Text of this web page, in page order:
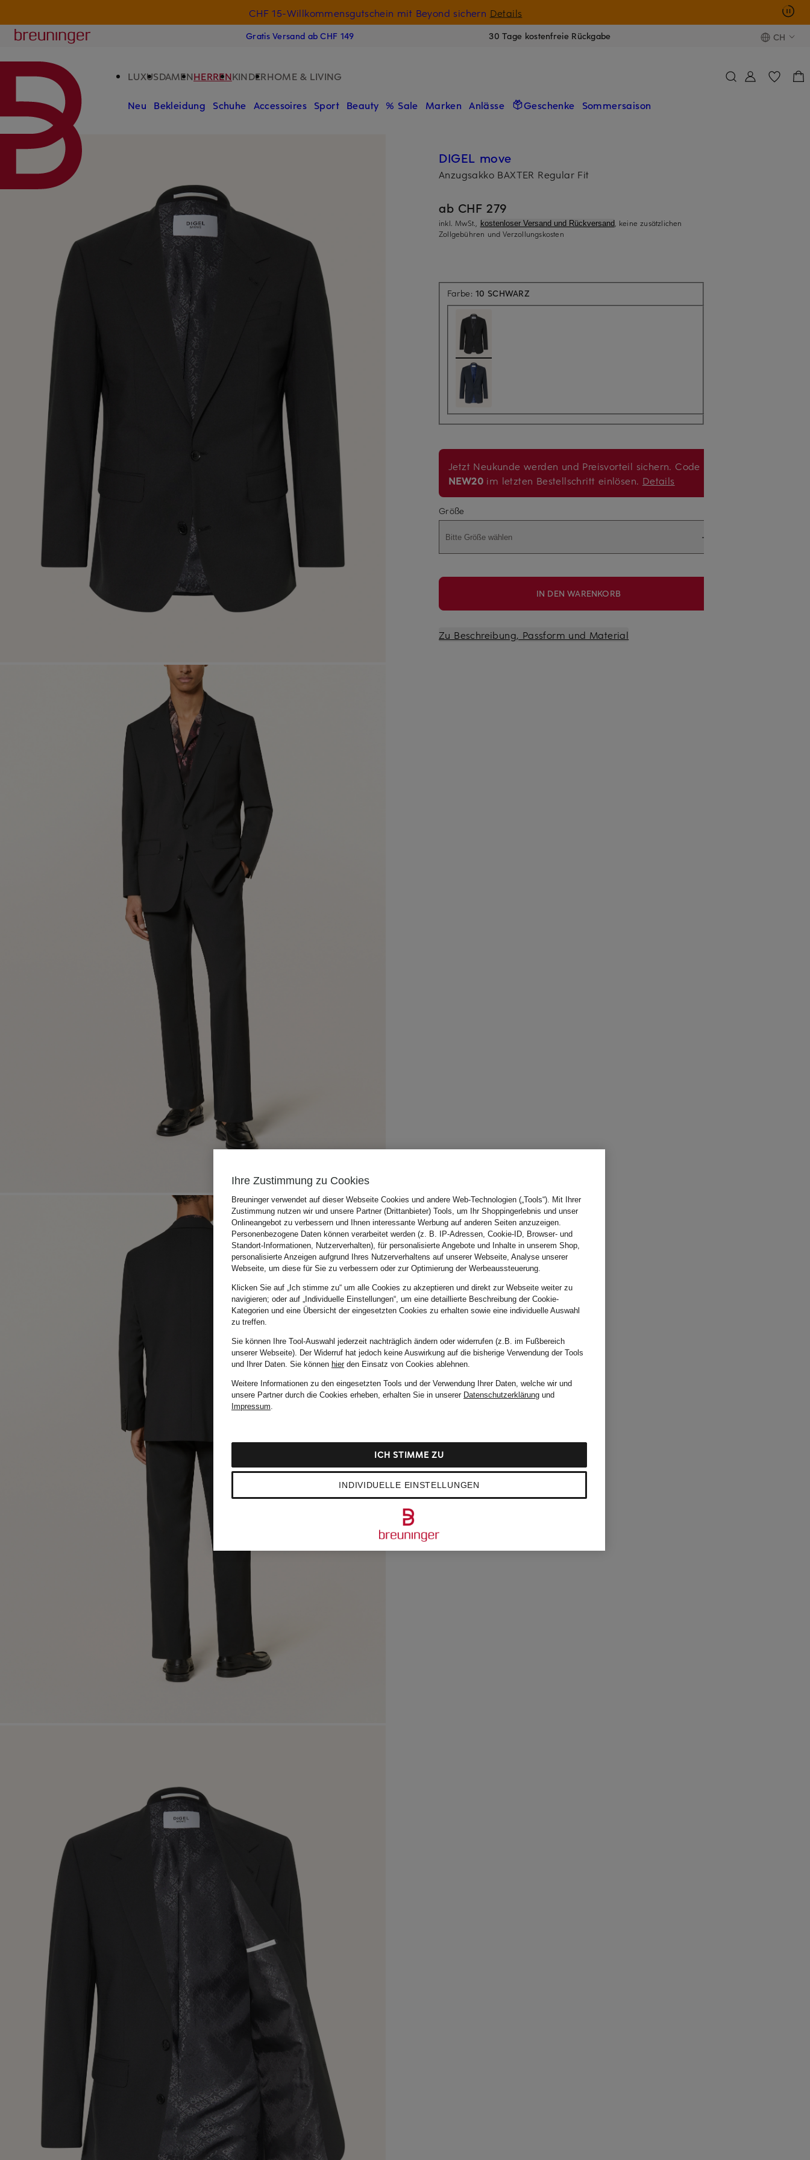
CHF 15-Willkommensgutschein mit Beyond sichern Details
Breuninger
Gratis Versand ab CHF 149 30 Tage kostenfreie Rückgabe CH
LUXUSDAMENHERRENKINDERHOME & LIVING
Neu Bekleidung Schuhe Accessoires Sport Beauty % Sale Marken Anlässe Geschenke Sommersaison
DIGEL move
Anzugsakko BAXTER Regular Fit
ab CHF 279
inkl. MwSt., kostenloser Versand und Rückversand, keine zusätzlichen
Zollgebühren und Verzollungskosten
Farbe:10 SCHWARZ
Jetzt Neukunde werden und Preisvorteil sichern. Code
NEW20 im letzten Bestellschritt einlösen. Details
Größe
Bitte Größe wählen
IN DEN WARENKORB
Zu Beschreibung, Passform und Material
Ihre Zustimmung zu Cookies
Breuninger verwendet auf dieser Webseite Cookies und andere Web-Technologien („Tools“). Mit Ihrer
Zustimmung nutzen wir und unsere Partner (Drittanbieter) Tools, um Ihr Shoppingerlebnis und unser
Onlineangebot zu verbessern und Ihnen interessante Werbung auf anderen Seiten anzuzeigen.
Personenbezogene Daten können verarbeitet werden (z. B. IP-Adressen, Cookie-ID, Browser- und
Standort-Informationen, Nutzerverhalten), für personalisierte Angebote und Inhalte in unserem Shop,
personalisierte Anzeigen aufgrund Ihres Nutzerverhaltens auf unserer Webseite, Analyse unserer
Webseite, um diese für Sie zu verbessern oder zur Optimierung der Werbeaussteuerung.
Klicken Sie auf „Ich stimme zu“ um alle Cookies zu akzeptieren und direkt zur Webseite weiter zu
navigieren; oder auf „Individuelle Einstellungen“, um eine detaillierte Beschreibung der Cookie-
Kategorien und eine Übersicht der eingesetzten Cookies zu erhalten sowie eine individuelle Auswahl
zu treffen.
Sie können Ihre Tool-Auswahl jederzeit nachträglich ändern oder widerrufen (z.B. im Fußbereich
unserer Webseite). Der Widerruf hat jedoch keine Auswirkung auf die bisherige Verwendung der Tools
und Ihrer Daten. Sie können hierden Einsatz von Cookies ablehnen.
Weitere Informationen zu den eingesetzten Tools und der Verwendung Ihrer Daten, welche wir und
unsere Partner durch die Cookies erheben, erhalten Sie in unserer Datenschutzerklärung und
Impressum.
INDIVIDUELLE EINSTELLUNGEN
ICH STIMME ZU